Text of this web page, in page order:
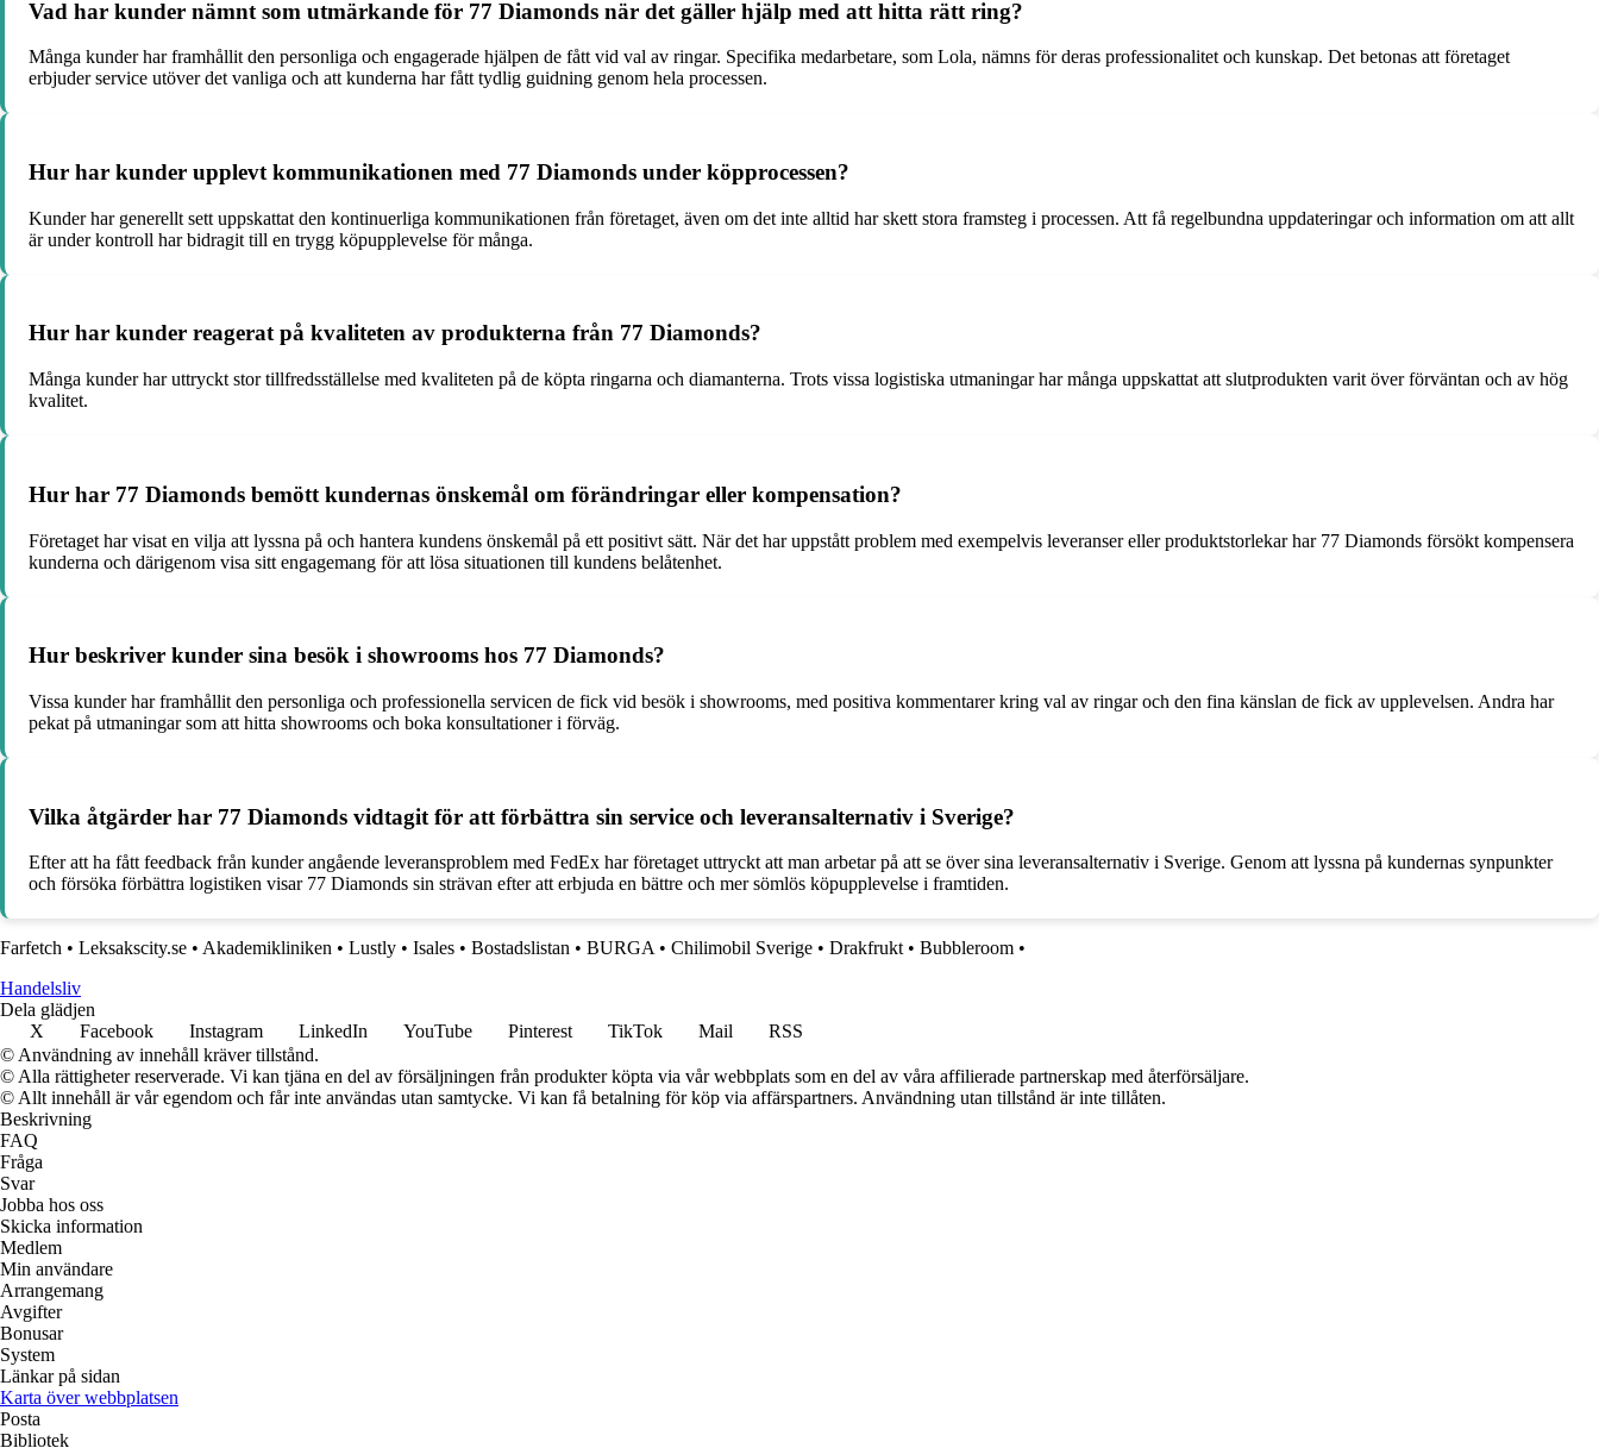
Vad har kunder nämnt som utmärkande för 77 Diamonds när det gäller hjälp med att hitta rätt ring?
Många kunder har framhållit den personliga och engagerade hjälpen de fått vid val av ringar. Specifika medarbetare, som Lola, nämns för deras professionalitet och kunskap. Det betonas att företaget
erbjuder service utöver det vanliga och att kunderna har fått tydlig guidning genom hela processen.
Hur har kunder upplevt kommunikationen med 77 Diamonds under köpprocessen?
Kunder har generellt sett uppskattat den kontinuerliga kommunikationen från företaget, även om det inte alltid har skett stora framsteg i processen. Att få regelbundna uppdateringar och information om att allt
är under kontroll har bidragit till en trygg köpupplevelse för många.
Hur har kunder reagerat på kvaliteten av produkterna från 77 Diamonds?
Många kunder har uttryckt stor tillfredsställelse med kvaliteten på de köpta ringarna och diamanterna. Trots vissa logistiska utmaningar har många uppskattat att slutprodukten varit över förväntan och av hög
kvalitet.
Hur har 77 Diamonds bemött kundernas önskemål om förändringar eller kompensation?
Företaget har visat en vilja att lyssna på och hantera kundens önskemål på ett positivt sätt. När det har uppstått problem med exempelvis leveranser eller produktstorlekar har 77 Diamonds försökt kompensera
kunderna och därigenom visa sitt engagemang för att lösa situationen till kundens belåtenhet.
Hur beskriver kunder sina besök i showrooms hos 77 Diamonds?
Vissa kunder har framhållit den personliga och professionella servicen de fick vid besök i showrooms, med positiva kommentarer kring val av ringar och den fina känslan de fick av upplevelsen. Andra har
pekat på utmaningar som att hitta showrooms och boka konsultationer i förväg.
Vilka åtgärder har 77 Diamonds vidtagit för att förbättra sin service och leveransalternativ i Sverige?
Efter att ha fått feedback från kunder angående leveransproblem med FedEx har företaget uttryckt att man arbetar på att se över sina leveransalternativ i Sverige. Genom att lyssna på kundernas synpunkter
och försöka förbättra logistiken visar 77 Diamonds sin strävan efter att erbjuda en bättre och mer sömlös köpupplevelse i framtiden.
Farfetch • Leksakscity.se • Akademikliniken • Lustly • Isales • Bostadslistan • BURGA• Chilimobil Sverige • Drakfrukt• Bubbleroom •
Handelsliv
Dela glädjen
X
Facebook Instagram LinkedIn YouTube Pinterest TikTok Mail
RSS
© Användning av innehåll kräver tillstånd.
© Alla rättigheter reserverade. Vi kan tjäna en del av försäljningen från produkter köpta via vår webbplats som en del av våra affilierade partnerskap med återförsäljare.
© Allt innehåll är vår egendom och får inte användas utan samtycke. Vi kan få betalning för köp via affärspartners. Användning utan tillstånd är inte tillåten.
Beskrivning
FAQ
Fråga
Svar
Jobba hos oss
Skicka information
Medlem
Min användare
Arrangemang
Avgifter
Bonusar
System
Länkar på sidan
Karta över webbplatsen
Posta
Bibliotek